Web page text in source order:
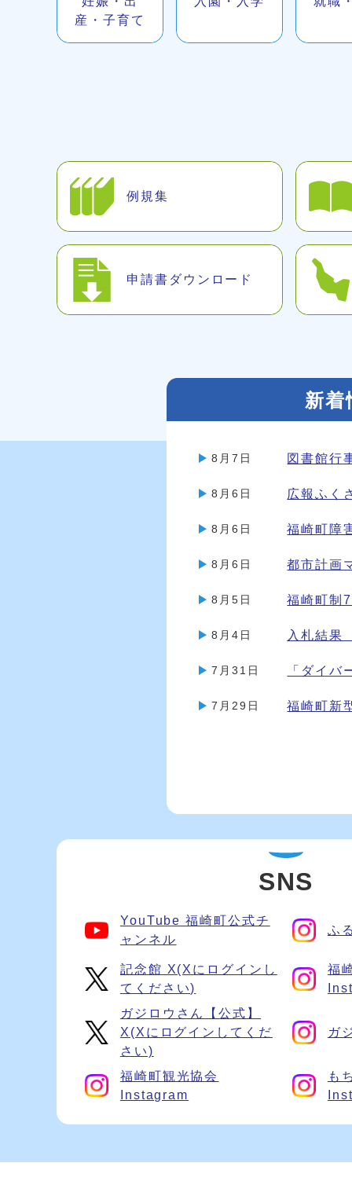
産・子育て
例規集
申請書ダウンロード
新着
8月7日 図書館行
8月6日 広報ふく
8月6日 福崎町障
8月6日 都市計画
8月5日 福崎町制
8月4日 入札結果
7月31日 「ダイ
7月29日 福崎町新
SNS
YouTube 福崎町公式チ
ャンネル
ふ
記念館 X(Xにログインし
てください)
福
ガジロウさん【公式】
X(Xにログインしてくだ
さい)
ガ
福崎町観光協会
Instagram
も